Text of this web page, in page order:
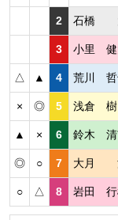
2 石橋
3 小里 健
△ ▲ 4 荒川 哲
× ◎ 5 浅倉 樹
▲ × 6 鈴木 清
◎ ○ 7 大月
○ △ 8 岩田 行